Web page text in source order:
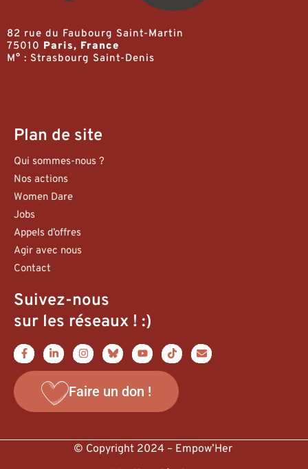
82 rue du Faubourg Saint-Martin
75010 Paris, France
M° : Strasbourg Saint-Denis
Plan de site
Qui sommes-nous ?
Nos actions
Women Dare
Jobs
Appels d’offres
Agir avec nous
Contact
Suivez-nous
sur les réseaux ! :)
Faire un don !
© Copyright 2024 – Empow’Her